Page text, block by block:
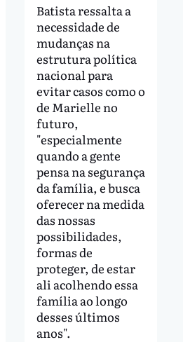
Batista ressalta a
necessidade de
mudanças na
estrutura política
nacional para
evitar casos como o
de Marielle no
futuro,
"especialmente
quando a gente
pensa na segurança
da família, e busca
oferecer na medida
das nossas
possibilidades,
formas de
proteger, de estar
ali acolhendo essa
família ao longo
desses últimos
anos".